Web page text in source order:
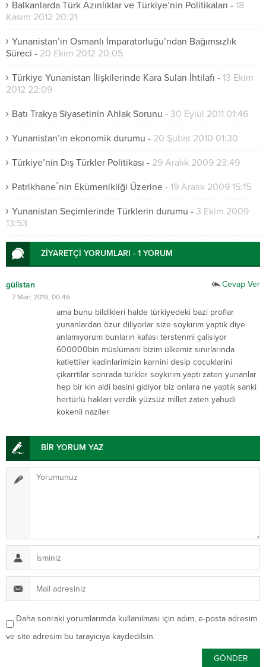
Balkanlarda Türk Azınlıklar ve Türkiye’nin Politikaları - 18
Kasım 2012 20:21
Yunanistan’ın Osmanlı İmparatorluğu’ndan Bağımsızlık
Süreci - 20 Ekim 2012 20:05
Türkiye Yunanistan İlişkilerinde Kara Suları İhtilafı - 13 Ekim
2012 22:09
Batı Trakya Siyasetinin Ahlak Sorunu - 30 Eylül 2011 01:46
Yunanistan’ın ekonomik durumu - 20 Şubat 2010 01:30
Türkiye’nin Dış Türkler Politikası - 29 Aralık 2009 23:49
Patrikhane`nin Ekümenikliği Üzerine - 19 Aralık 2009 15:15
Yunanistan Seçimlerinde Türklerin durumu - 3 Ekim 2009
13:53
ZİYARETÇİ YORUMLARI - 1 YORUM
gülistan
7 Mart 2019, 00:46
ama bunu bildikleri halde türkiyedeki bazi proflar
yunanlardan özur diliyorlar size soykırım yaptık diye
anlamıyorum bunların kafası terstenmi çalisiyor
600000bin müslümani bizim ülkemiz sınırlarında
katlettiler kadinlarimizin karnini desip cocuklarini
çikarrtilar sonrada türkler soykırım yaptı zaten yunanlar
hep bir kin aldi basini gidiyor biz onlara ne yaptık sanki
hertürlü haklari verdik yüzsüz millet zaten yahudi
kokenli naziler
Cevap Ver
BİR YORUM YAZ
Daha sonraki yorumlarımda kullanılması için adım, e-posta adresim
ve site adresim bu tarayıcıya kaydedilsin.